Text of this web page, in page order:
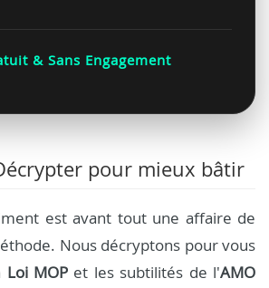
& Sans Engagement
pour mieux bâtir
est avant tout une affaire de
Nous décryptons pour vous
Loi MOP et les subtilités de l'AMO